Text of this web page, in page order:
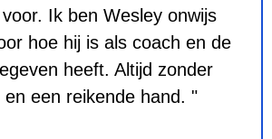
Ik ben Wesley onwijs
hoe hij is als coach en de
heeft. Altijd zonder
en een reikende hand. "